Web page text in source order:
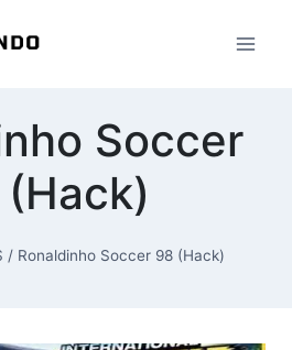
Soccer
/ Ronaldinho Soccer 98 (Hack)